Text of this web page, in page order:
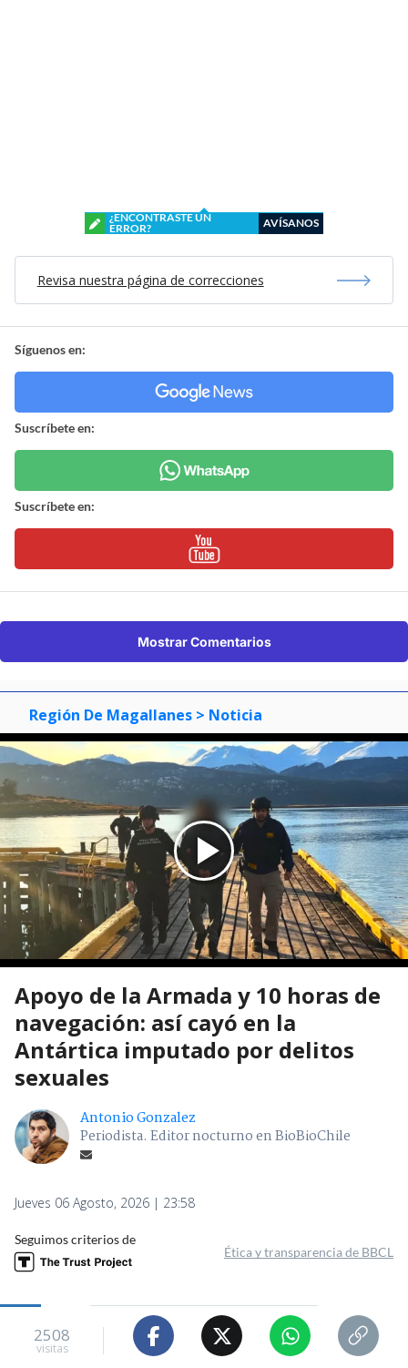
¿ENCONTRASTE UN
ERROR?
AVÍSANOS
Revisa nuestra página de correcciones
Síguenos en:
Suscríbete en:
Suscríbete en:
Mostrar Comentarios
Región De Magallanes > Noticia
Apoyo de la Armada y 10 horas de
navegación: así cayó en la
Antártica imputado por delitos
sexuales
Antonio Gonzalez
Periodista. Editor nocturno en BioBioChile
Jueves 06 Agosto, 2026 | 23:58
Seguimos criterios de
Ética y transparencia de BBCL
2508
visitas